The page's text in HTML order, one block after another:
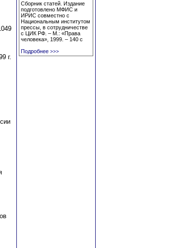
г.
Сборник статей. Издание
подготовлено МФИС и
ИРИС совместно с
Национальным институтом
прессы, в сотрудничестве
с ЦИК РФ. – М.: «Права
человека», 1999. – 140 с
Подробнее >>>